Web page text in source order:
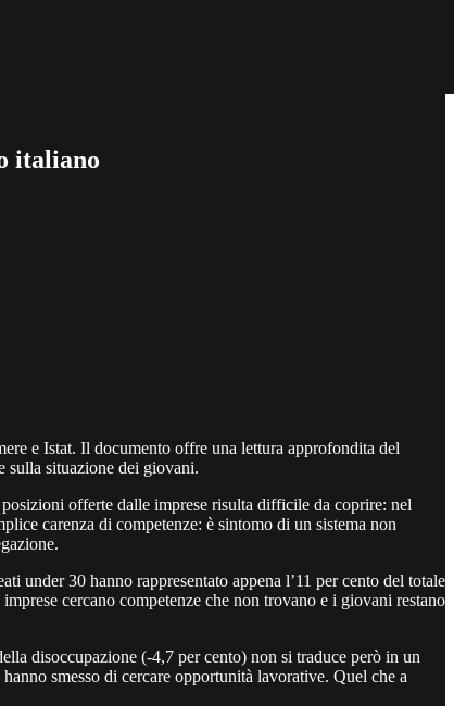
italiano
e Istat. Il documento offre una lettura approfondita del
sulla situazione dei giovani.
offerte dalle imprese risulta difficile da coprire: nel
carenza di competenze: è sintomo di un sistema non
under 30 hanno rappresentato appena l’11 per cento del totale
cercano competenze che non trovano e i giovani restano
disoccupazione (-4,7 per cento) non si traduce però in un
smesso di cercare opportunità lavorative. Quel che a